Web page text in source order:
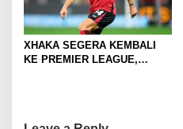
XHAKA SEGERA KEMBALI
KE PREMIER LEAGUE,